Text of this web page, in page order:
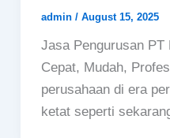
admin / August 15, 2025
Jasa Pengurusan PT
Cepat, Mudah,
perusahaan di era
ketat seperti